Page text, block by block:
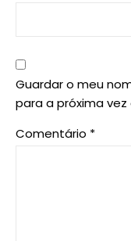
Guardar o meu
para a próxima
Comentário *